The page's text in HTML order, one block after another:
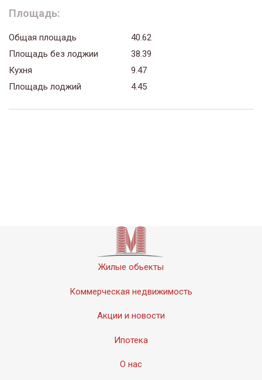
Площадь:
Общая площадь
40.62
Площадь без лоджии
38.39
Кухня
9.47
Площадь лоджий
4.45
Жилые обьекты
Коммерческая недвижимость
Акции и новости
Ипотека
О нас